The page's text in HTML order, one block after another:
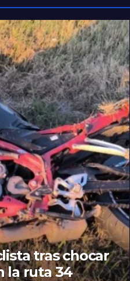
tras chocar
la ruta 34